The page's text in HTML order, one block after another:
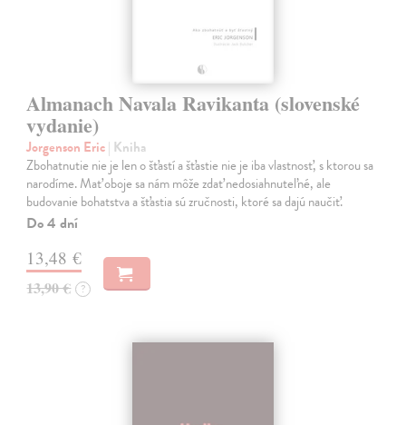
Almanach Navala Ravikanta (slovenské
vydanie)
Jorgenson Eric| Kniha
Zbohatnutie nie je len o šťastí a šťastie nie je iba vlastnosť, s ktorou sa
narodíme. Mať oboje sa nám môže zdať nedosiahnuteľné, ale
budovanie bohatstva a šťastia sú zručnosti, ktoré sa dajú naučiť.
Do 4 dní
13,48 €
13,90 € ?